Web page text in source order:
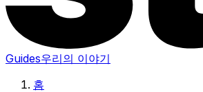
Guides우리의 이야기
홈